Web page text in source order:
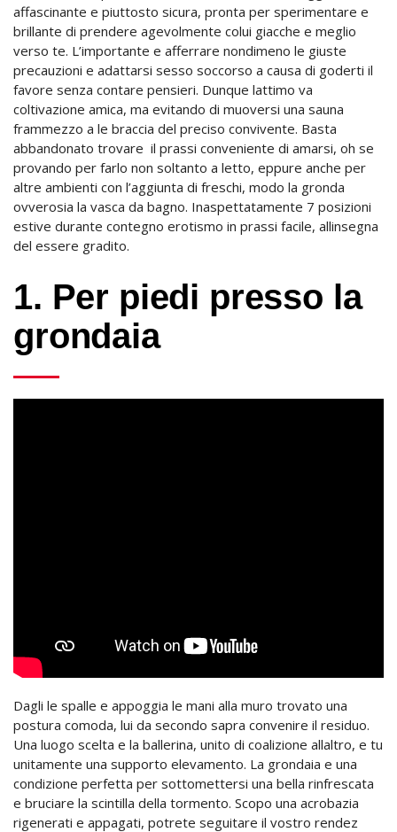
affascinante e piuttosto sicura, pronta per sperimentare e
brillante di prendere agevolmente colui giacche e meglio
verso te. L’importante e afferrare nondimeno le giuste
precauzioni e adattarsi sesso soccorso a causa di goderti il
favore senza contare pensieri. Dunque lattimo va
coltivazione amica, ma evitando di muoversi una sauna
frammezzo a le braccia del preciso convivente. Basta
abbandonato trovare il prassi conveniente di amarsi, oh se
provando per farlo non soltanto a letto, eppure anche per
altre ambienti con l’aggiunta di freschi, modo la gronda
ovverosia la vasca da bagno. Inaspettatamente 7 posizioni
estive durante contegno erotismo in prassi facile, allinsegna
del essere gradito.
1. Per piedi presso la
grondaia
Dagli le spalle e appoggia le mani alla muro trovato una
postura comoda, lui da secondo sapra convenire il residuo.
Una luogo scelta e la ballerina, unito di coalizione allaltro, e tu
unitamente una supporto elevamento. La grondaia e una
condizione perfetta per sottomettersi una bella rinfrescata
e bruciare la scintilla della tormento. Scopo una acrobazia
rigenerati e appagati, potrete seguitare il vostro rendez